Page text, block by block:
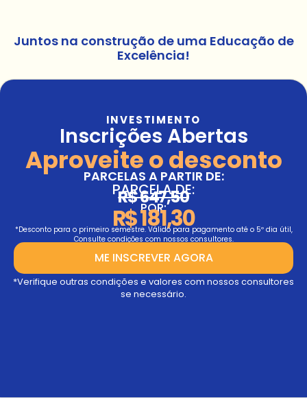
Juntos na construção de uma Educação de
Excelência!
INVESTIMENTO
Inscrições Abertas
Aproveite o desconto
PARCELAS A PARTIR DE:
PARCELA DE:
R$ 647,50
POR:
R$ 181,30
*Desconto para o primeiro semestre. Válido para pagamento até o 5º dia útil,
Consulte condições com nossos consultores.
ME INSCREVER AGORA
*Verifique outras condições e valores com nossos consultores
se necessário.